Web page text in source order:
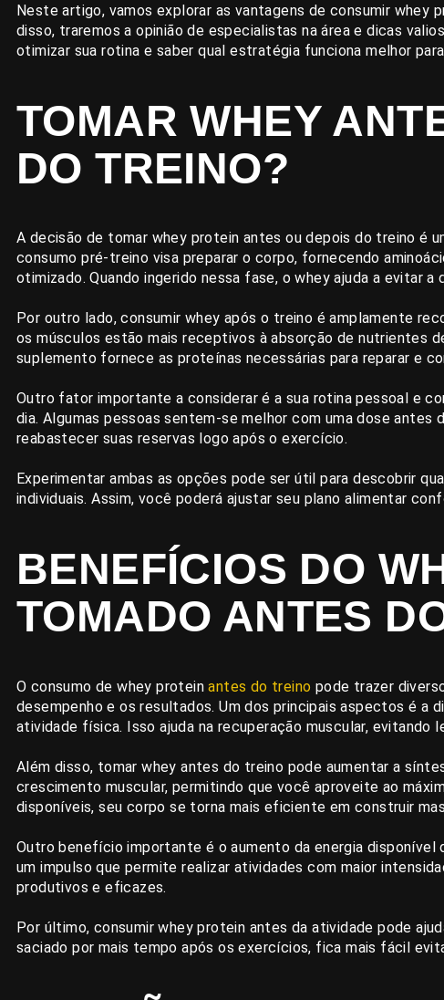
Neste artigo, vamos explorar as vantagens de consumir
disso, traremos a opinião de especialistas na área e dicas
otimizar sua rotina e saber qual estratégia funciona melhor
TOMAR WHEY
DO TREINO?
A decisão de tomar whey protein antes ou depois do treino é
consumo pré-treino visa preparar o corpo, fornecendo
otimizado. Quando ingerido nessa fase, o whey ajuda a evitar
Por outro lado, consumir whey após o treino é amplamente
os músculos estão mais receptivos à absorção de nutrientes
suplemento fornece as proteínas necessárias para reparar e
Outro fator importante a considerar é a sua rotina pessoal e
dia. Algumas pessoas sentem-se melhor com uma dose
reabastecer suas reservas logo após o exercício.
Experimentar ambas as opções pode ser útil para descobrir
individuais. Assim, você poderá ajustar seu plano alimentar
BENEFÍCIOS DO
TOMADO ANTES
O consumo de whey proteinantes do treino pode trazer
desempenho e os resultados. Um dos principais aspectos é a
atividade física. Isso ajuda na recuperação muscular, evitando
Além disso, tomar whey antes do treino pode aumentar a
crescimento muscular, permitindo que você aproveite ao
disponíveis, seu corpo se torna mais eficiente em construir
Outro benefício importante é o aumento da energia
um impulso que permite realizar atividades com maior
produtivos e eficazes.
Por último, consumir whey protein antes da atividade pode
saciado por mais tempo após os exercícios, fica mais fácil